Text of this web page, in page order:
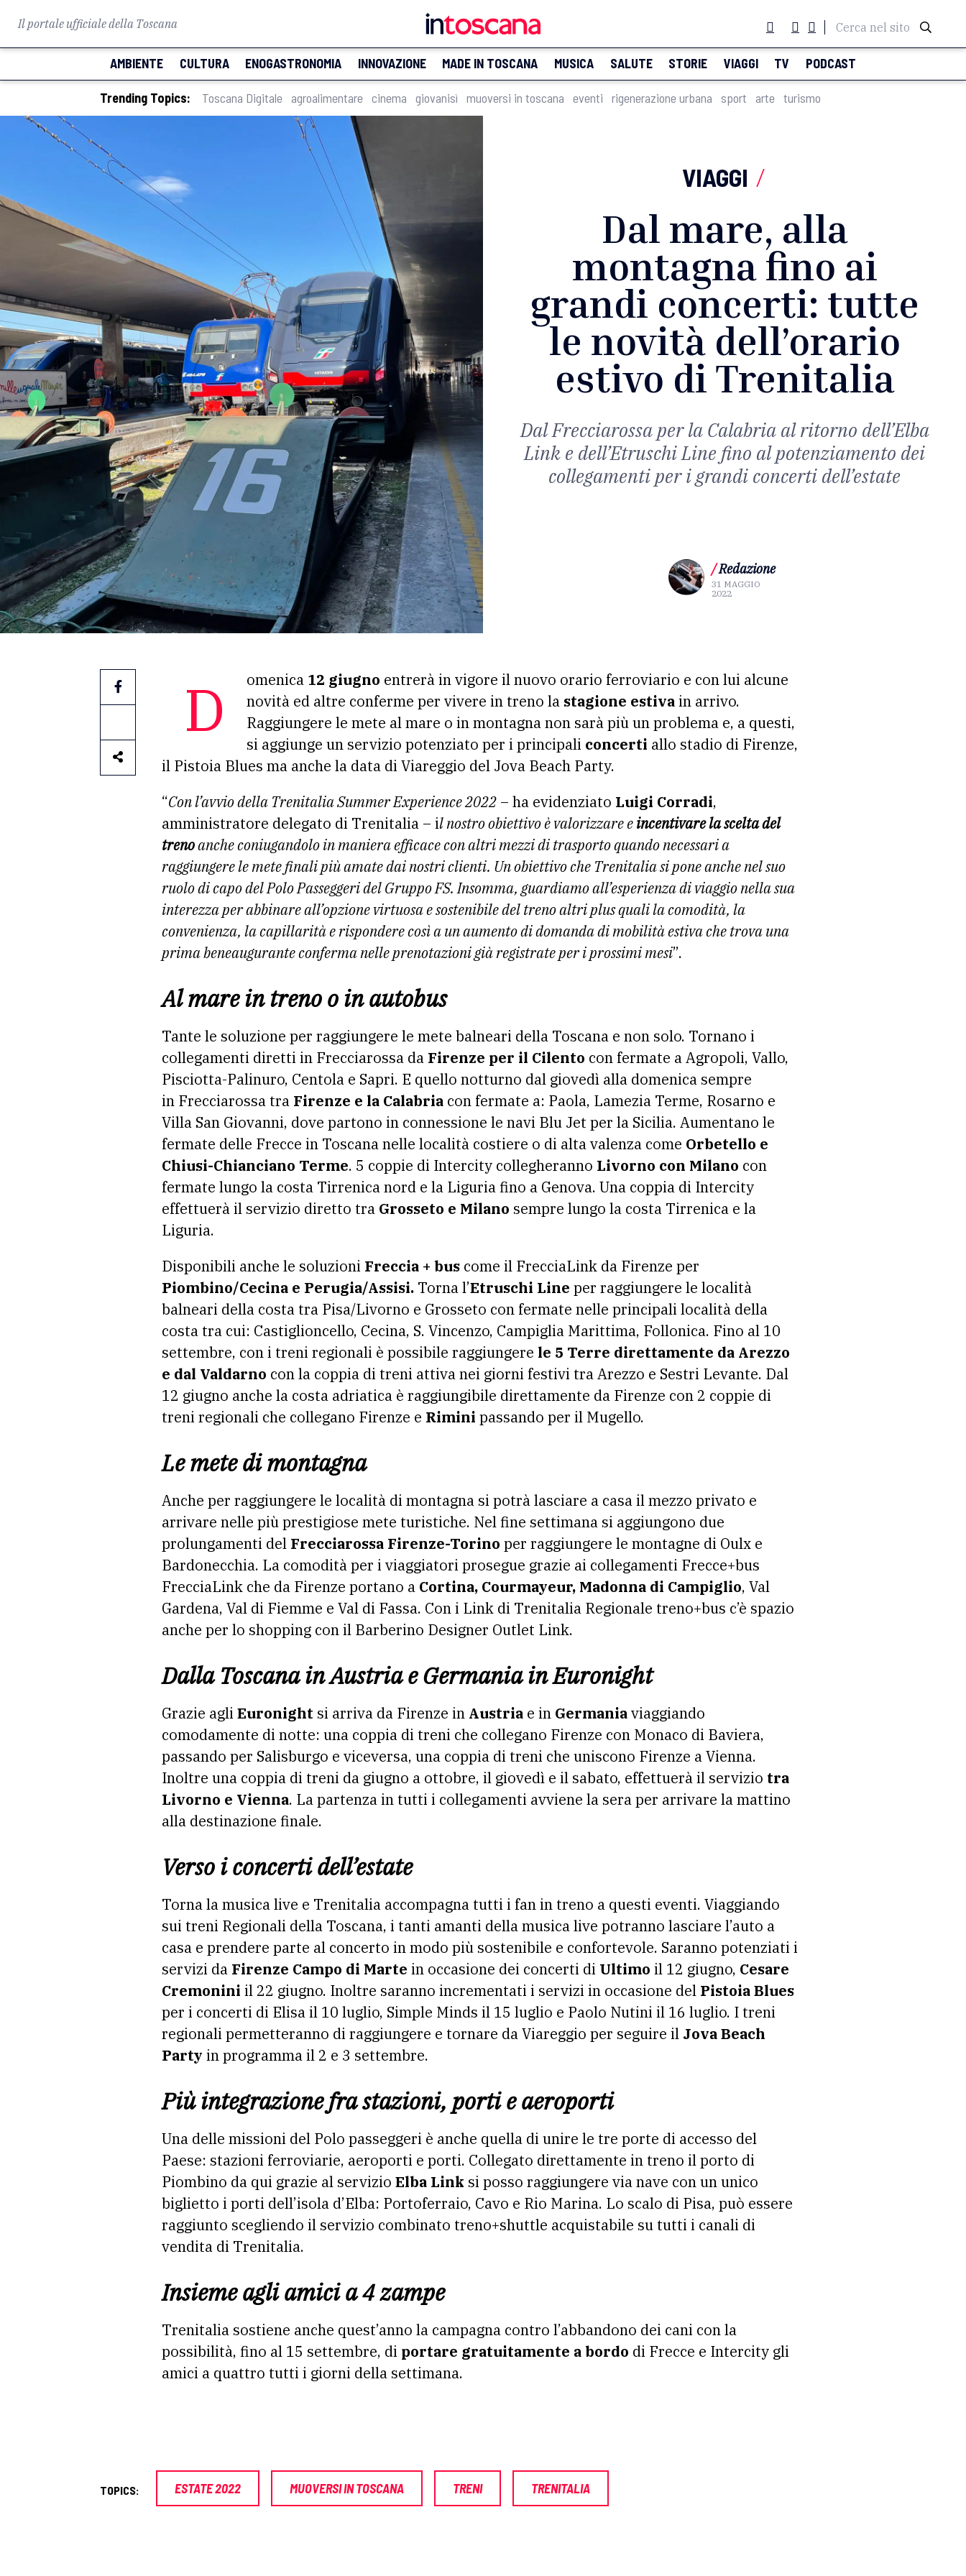
Il portale ufficiale della Toscana Cerca nel sito
AMBIENTE CULTURA ENOGASTRONOMIA INNOVAZIONE MADE IN TOSCANA MUSICA SALUTE STORIE VIAGGI TV PODCAST
Trending Topics: Toscana Digitale agroalimentare cinema giovanisì muoversi in toscana eventi rigenerazione urbana sport arte turismo
VIAGGI /
Dal mare, alla
montagna fino ai
grandi concerti: tutte
le novità dell’orario
estivo di Trenitalia
Dal Frecciarossa per la Calabria al ritorno dell’Elba
Link e dell’Etruschi Line fino al potenziamento dei
collegamenti per i grandi concerti dell’estate
/Redazione
31 MAGGIO
2022
Domenica 12 giugno entrerà in vigore il nuovo orario ferroviario e con lui alcune
novità ed altre conferme per vivere in treno la stagione estivain arrivo.
Raggiungere le mete al mare o in montagna non sarà più un problema e, a questi,
si aggiunge un servizio potenziato per i principali concerti allo stadio di Firenze,
il Pistoia Blues ma anche la data di Viareggio del Jova Beach Party.
“Con l’avvio della Trenitalia Summer Experience 2022 – ha evidenziato Luigi Corradi,
amministratore delegato di Trenitalia – il nostro obiettivo è valorizzare eincentivare la scelta del
trenoanche coniugandolo in maniera efficace con altri mezzi di trasporto quando necessari a
raggiungere le mete finali più amate dai nostri clienti. Un obiettivo che Trenitalia si pone anche nel suo
ruolo di capo del Polo Passeggeri del Gruppo FS. Insomma, guardiamo all’esperienza di viaggio nella sua
interezza per abbinare all’opzione virtuosa e sostenibile del treno altri plus quali la comodità, la
convenienza, la capillarità e rispondere così a un aumento di domanda di mobilità estiva che trova una
prima beneaugurante conferma nelle prenotazioni già registrate per i prossimi mesi”.
Al mare in treno o in autobus
Tante le soluzione per raggiungere le mete balneari della Toscana e non solo. Tornano i
collegamenti diretti in Frecciarossa da Firenze per il Cilento con fermate a Agropoli, Vallo,
Pisciotta-Palinuro, Centola e Sapri. E quello notturno dal giovedì alla domenica sempre
in Frecciarossa tra Firenze e la Calabria con fermate a: Paola, Lamezia Terme, Rosarno e
Villa San Giovanni, dove partono in connessione le navi Blu Jet per la Sicilia. Aumentano le
fermate delle Frecce in Toscana nelle località costiere o di alta valenza come Orbetello e
Chiusi-Chianciano Terme. 5 coppie di Intercity collegheranno Livorno con Milano con
fermate lungo la costa Tirrenica nord e la Liguria fino a Genova. Una coppia di Intercity
effettuerà il servizio diretto tra Grosseto e Milano sempre lungo la costa Tirrenica e la
Liguria.
Disponibili anche le soluzioni Freccia + bus come il FrecciaLink da Firenze per
Piombino/Cecina e Perugia/Assisi. Torna l’Etruschi Line per raggiungere le località
balneari della costa tra Pisa/Livorno e Grosseto con fermate nelle principali località della
costa tra cui: Castiglioncello, Cecina, S. Vincenzo, Campiglia Marittima, Follonica. Fino al 10
settembre, con i treni regionali è possibile raggiungere le 5 Terre direttamente da Arezzo
e dal Valdarno con la coppia di treni attiva nei giorni festivi tra Arezzo e Sestri Levante. Dal
12 giugno anche la costa adriatica è raggiungibile direttamente da Firenze con 2 coppie di
treni regionali che collegano Firenze e Rimini passando per il Mugello.
Le mete di montagna
Anche per raggiungere le località di montagna si potrà lasciare a casa il mezzo privato e
arrivare nelle più prestigiose mete turistiche. Nel fine settimana si aggiungono due
prolungamenti del Frecciarossa Firenze-Torino per raggiungere le montagne di Oulx e
Bardonecchia. La comodità per i viaggiatori prosegue grazie ai collegamenti Frecce+bus
FrecciaLink che da Firenze portano a Cortina, Courmayeur, Madonna di Campiglio, Val
Gardena, Val di Fiemme e Val di Fassa. Con i Link di Trenitalia Regionale treno+bus c’è spazio
anche per lo shopping con il Barberino Designer Outlet Link.
Dalla Toscana in Austria e Germania in Euronight
Grazie agli Euronight si arriva da Firenze in Austria e in Germaniaviaggiando
comodamente di notte: una coppia di treni che collegano Firenze con Monaco di Baviera,
passando per Salisburgo e viceversa, una coppia di treni che uniscono Firenze a Vienna.
Inoltre una coppia di treni da giugno a ottobre, il giovedì e il sabato, effettuerà il servizio tra
Livorno e Vienna. La partenza in tutti i collegamenti avviene la sera per arrivare la mattino
alla destinazione finale.
Verso i concerti dell’estate
Torna la musica live e Trenitalia accompagna tutti i fan in treno a questi eventi. Viaggiando
sui treni Regionali della Toscana, i tanti amanti della musica live potranno lasciare l’auto a
casa e prendere parte al concerto in modo più sostenibile e confortevole. Saranno potenziati i
servizi da Firenze Campo di Marte in occasione dei concerti di Ultimo il 12 giugno, Cesare
Cremonini il 22 giugno. Inoltre saranno incrementati i servizi in occasione del Pistoia Blues
per i concerti di Elisa il 10 luglio, Simple Minds il 15 luglio e Paolo Nutini il 16 luglio. I treni
regionali permetteranno di raggiungere e tornare da Viareggio per seguire il Jova Beach
Party in programma il 2 e 3 settembre.
Più integrazione fra stazioni, porti e aeroporti
Una delle missioni del Polo passeggeri è anche quella di unire le tre porte di accesso del
Paese: stazioni ferroviarie, aeroporti e porti. Collegato direttamente in treno il porto di
Piombino da qui grazie al servizio Elba Link si posso raggiungere via nave con un unico
biglietto i porti dell’isola d’Elba: Portoferraio, Cavo e Rio Marina. Lo scalo di Pisa, può essere
raggiunto scegliendo il servizio combinato treno+shuttle acquistabile su tutti i canali di
vendita di Trenitalia.
Insieme agli amici a 4 zampe
Trenitalia sostiene anche quest’anno la campagna contro l’abbandono dei cani con la
possibilità, fino al 15 settembre, di portare gratuitamente a bordo di Frecce e Intercity gli
amici a quattro tutti i giorni della settimana.
TOPICS: ESTATE 2022 MUOVERSI IN TOSCANA TRENI TRENITALIA